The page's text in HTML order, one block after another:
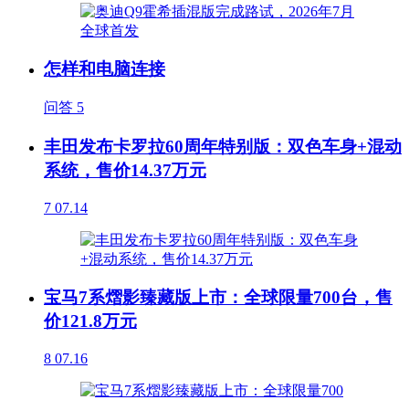
怎样和电脑连接
问答 5
丰田发布卡罗拉60周年特别版：双色车身+混动
系统，售价14.37万元
7 07.14
宝马7系熠影臻藏版上市：全球限量700台，售
价121.8万元
8 07.16